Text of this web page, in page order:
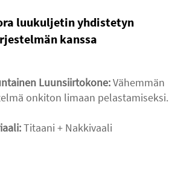
luukuljetin yhdistetyn
kanssa
Luunsiirtokone:Vähemmän
onkiton limaan pelastamiseksi.
Titaani + Nakkivaali